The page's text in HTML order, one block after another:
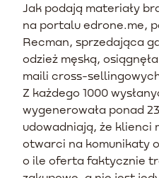
Jak podają materiały
na portalu edrone.me,
Recman, sprzedająca
odzież męską,
maili cross-
Z każdego 1000
wygenerowała ponad
udowadniają, że klienci
otwarci na komunikaty
o ile oferta faktycznie